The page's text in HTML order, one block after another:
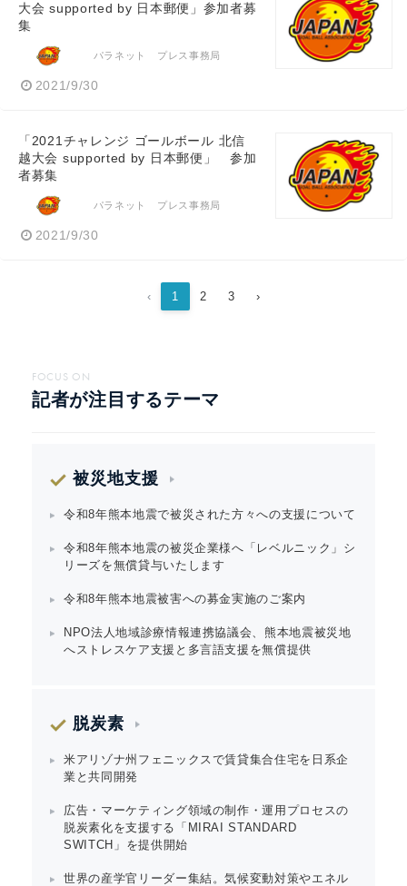
大会 supported by 日本郵便」参加者募
集
パラネット プレス事務局
2021/9/30
「2021チャレンジ ゴールボール 北信
越大会 supported by 日本郵便」 参加
者募集
パラネット プレス事務局
2021/9/30
‹ 1 2 3 ›
FOCUS ON
記者が注目するテーマ
被災地支援
令和8年熊本地震で被災された方々への支援について
令和8年熊本地震の被災企業様へ「レベルニック」シ
リーズを無償貸与いたします
令和8年熊本地震被害への募金実施のご案内
NPO法人地域診療情報連携協議会、熊本地震被災地
へストレスケア支援と多言語支援を無償提供
脱炭素
米アリゾナ州フェニックスで賃貸集合住宅を日系企
業と共同開発
広告・マーケティング領域の制作・運用プロセスの
脱炭素化を支援する「MIRAI STANDARD
SWITCH」を提供開始
世界の産学官リーダー集結。気候変動対策やエネル